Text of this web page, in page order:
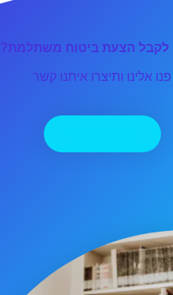
לקבל הצעת ביטוח משתלמת?
פנו אלינו ותיצרו איתנו קשר